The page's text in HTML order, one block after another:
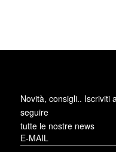
Novità, consigli.. Iscriviti
seguire
tutte le nostre news